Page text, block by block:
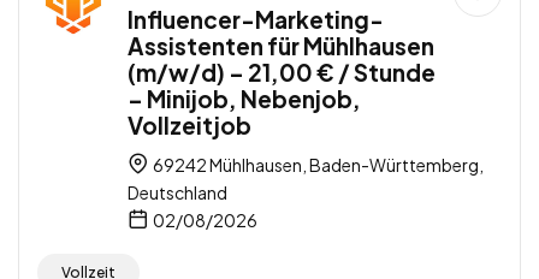
Influencer-Marketing-
Assistenten für Mühlhausen
(m/w/d) – 21,00 € / Stunde
– Minijob, Nebenjob,
Vollzeitjob
69242 Mühlhausen, Baden-Württemberg,
Deutschland
02/08/2026
Vollzeit